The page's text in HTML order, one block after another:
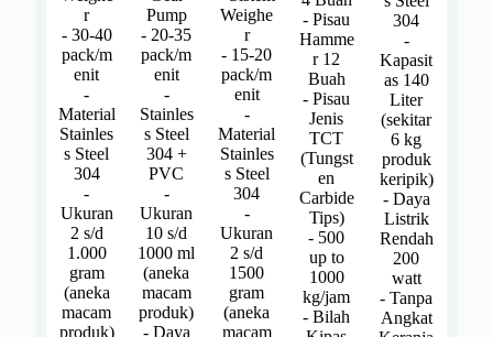
r
- 30-40
pack/m
enit
-
Material
Stainles
s Steel
304
-
Ukuran
2 s/d
1.000
gram
(aneka
macam
produk)
Pump
- 20-35
pack/m
enit
-
Stainles
s Steel
304 +
PVC
-
Ukuran
10 s/d
1000 ml
(aneka
macam
produk)
- Daya
Weighe
r
- 15-20
pack/m
enit
-
Material
Stainles
s Steel
304
-
Ukuran
2 s/d
1500
gram
(aneka
macam
- Pisau
Hamme
r 12
Buah
- Pisau
Jenis
TCT
(Tungst
en
Carbide
Tips)
- 500
up to
1000
kg/jam
- Bilah
304
-
Kapasit
as 140
Liter
(sekitar
6 kg
produk
keripik)
- Daya
Listrik
Rendah
200
watt
- Tanpa
Angkat